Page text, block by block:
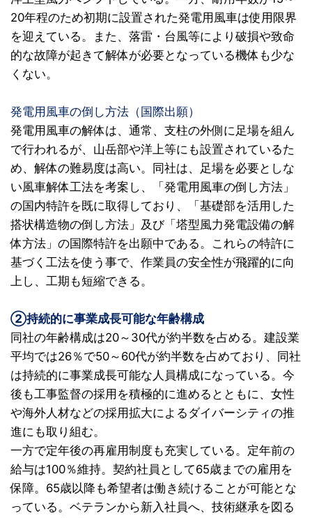
20年程のため初期に設置された発電用風車は使用限界
を迎えている。また、落雷・台風等により破損や致命
的な故障が起きて解体が必要となっている機体も少な
くない。
発電用風車の倒し方法（国際出願）
発電用風車の解体は、通常、支柱の外側に足場を組ん
で行われるが、山岳部や洋上等にも設置されているた
め、解体の難易度は高い。同社は、足場を必要としな
い風車解体工法を考案し、「発電用風車の倒し方法」
の国内特許を既に取得しており、「基礎部を活用した
搭状構造物の倒し方法」及び「塔型風力発電設備の解
体方法」の国際特許を出願中である。これらの特許に
基づく工法を使う事で、作業員の安全性が飛躍的に向
上し、工期も短縮できる。
②持続的に事業成長可能な年齢構成
同社の年齢構成は20～30代が約半数を占める。建設業
平均では26％で50～60代が約半数を占めており、同社
は持続的に事業成長可能な人員構成になっている。今
後も工事監督の採用を積極的に進めるとともに、女性
や海外人材などの採用拡大によるダイバーシティの推
進にも取り組む。
一方で定年後の再雇用制度も充実している。定年前の
給与は100％維持。契約社員として65歳までの雇用を
保障。65歳以降も希望者は働き続けることが可能とな
っている。ベテランから新入社員へ、技術継承を図る